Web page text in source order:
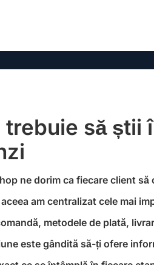
trebuie să știi
ne dorim ca fiecare client
am centralizat cele mai
metodele de plată,
este gândită să-ți ofere